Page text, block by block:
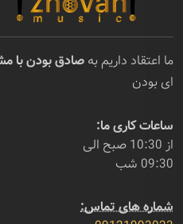
ما اعتقاد داریم به صادق بودن با
ای بودن
ساعات کاری ما:
از 10:30 صبح الی
09:30 شب
شماره های تماس: